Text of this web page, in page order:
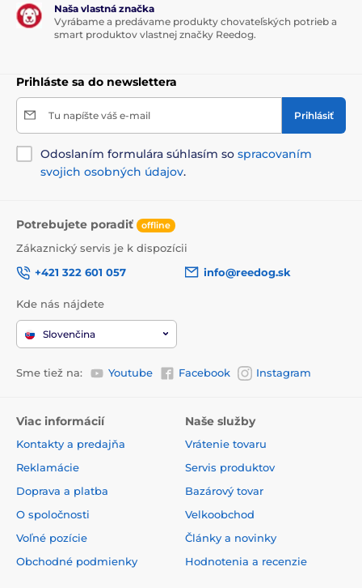
Nevýhody
Žiadne
Loptička Cheerble Ball
USB kábel
Návod
ilustračný charakter.
Produkt je zaradený v kategóriách
Smart hračky pre mačky
Interaktívne hračky pre mačky
Hračky pre mačky Cheerble Pre psov
Naša vlastná značka
Vyrábame a predávame produkty chovateľských potrieb a
smart produktov vlastnej značky Reedog.
Prihláste sa do newslettera
Tu napíšte váš e-mail Prihlásiť
Odoslaním formulára súhlasím so spracovaním
svojich osobných údajov.
Potrebujete poradiť offline
Zákaznický servis je k dispozícii
+421 322 601 057
info@reedog.sk
Kde nás nájdete
Slovenčina
Sme tiež na: Youtube Facebook Instagram
Viac informácií
Kontakty a predajňa
Reklamácie
Doprava a platba
O spoločnosti
Voľné pozície
Obchodné podmienky
Naše služby
Vrátenie tovaru
Servis produktov
Bazárový tovar
Velkoobchod
Články a novinky
Hodnotenia a recenzie